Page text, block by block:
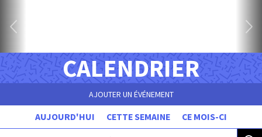
CALENDRIER
AJOUTER UN ÉVÉNEMENT
AUJOURD'HUI CETTE SEMAINE CE MOIS-CI